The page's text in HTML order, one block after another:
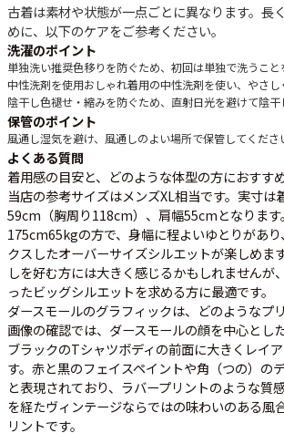
古着は素材や状態が一点ごとに異なります。長
めに、以下のケアをご参考ください。
洗濯のポイント
単独洗い推奨色移りを防ぐため、初回は単独で洗うこと
中性洗剤を使用おしゃれ着用の中性洗剤を使い、やさし
陰干し色褪せ・縮みを防ぐため、直射日光を避けて陰干
保管のポイント
風通し湿気を避け、風通しのよい場所で保管してくださ
よくある質問
着用感の目安と、どのような体型の方におすす
当店の参考サイズはメンズXL相当です。実寸は
59cm（胸周り118cm）、肩幅55cmとなりま
175cm65kgの方で、身幅に程よいゆとりがあ
クスしたオーバーサイズシルエットが楽しめま
しを好む方には大きく感じるかもしれませんが
ったビッグシルエットを求める方に最適です。
ダースモールのグラフィックは、どのようなプ
画像の確認では、ダースモールの顔を中心とし
ブラックのTシャツボディの前面に大きくレイ
す。赤と黒のフェイスペイントや角（つの）の
と表現されており、ラバープリントのような質
を経たヴィンテージならではの味わいのある風
リントです。